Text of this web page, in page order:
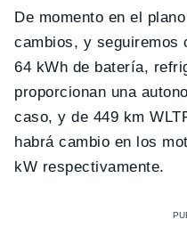
De momento en el
cambios, y seguiremos
64 kWh de batería,
proporcionan una
caso, y de 449 km
habrá cambio en los
kW respectivamente.